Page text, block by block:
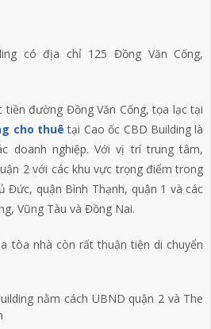
có địa chỉ 125 Đồng Văn Cống,
đường Đồng Văn Cống, tọa lạc tại
cho thuê tại Cao ốc CBD Building là
doanh nghiệp. Với vị trí trung tâm,
2 với các khu vực trọng điểm trong
Đức, quận Bình Thạnh, quận 1 và các
Vũng Tàu và Đồng Nai.
tòa nhà còn rất thuận tiện di chuyển
nằm cách UBND quận 2 và The